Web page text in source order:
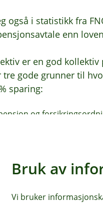
også i statistikk fra
enn
er en god
tre gode grunner til
sparing:
og
i konkurransen om
bedriften.
omEika
Bruk av
Vi bruker